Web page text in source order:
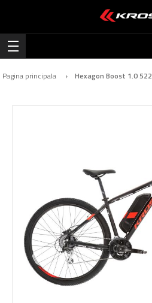
Pagina principala Hexagon Boost 1.0 522